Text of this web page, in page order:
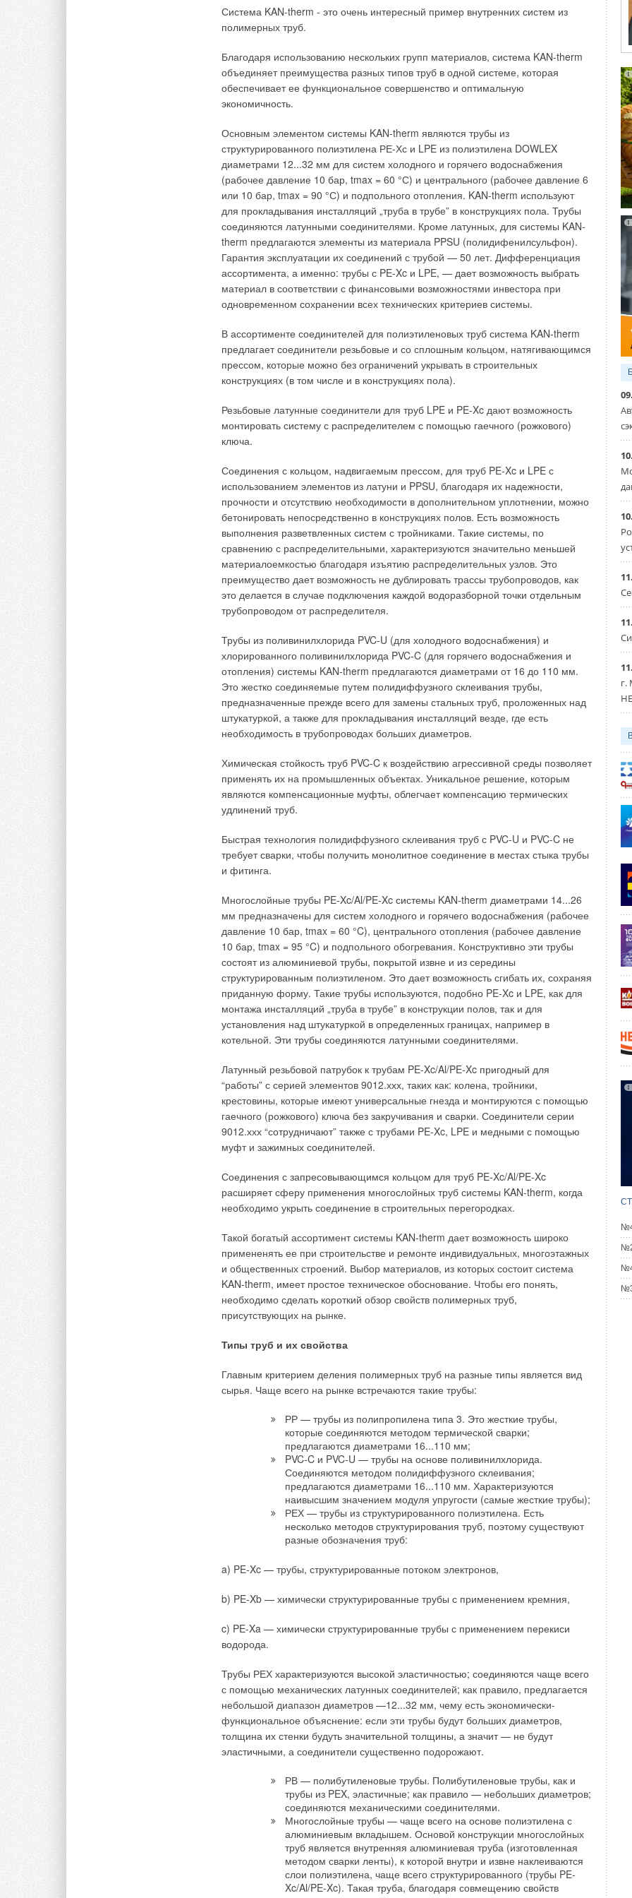
Система KAN-therm - это очень интересный пример внутренних систем из
полимерных труб.
Благодаря использованию нескольких групп материалов, система KAN-therm
объединяет преимущества разных типов труб в одной системе, которая
обеспечивает ее функциональное совершенство и оптимальную
экономичность.
Основным элементом системы KAN-therm являются трубы из
структурированного полиэтилена РЕ-Хс и LPE из полиэтилена DOWLEX
диаметрами 12...32 мм для систем холодного и горячего водоснабжения
(рабочее давление 10 бар, tmax = 60 °С) и центрального (рабочее давление 6
или 10 бар, tmax = 90 °С) и подпольного отопления. KAN-therm используют
для прокладывания инсталляций „труба в трубе” в конструкциях пола. Трубы
соединяются латунными соединителями. Кроме латунных, для системы KAN-
therm предлагаются элементы из материала PPSU (полидифенилсульфон).
Гарантия эксплуатации их соединений с трубой — 50 лет. Дифференциация
ассортимента, а именно: трубы с PE-Xc и LPE, — дает возможность выбрать
материал в соответствии с финансовыми возможностями инвестора при
одновременном сохранении всех технических критериев системы.
В ассортименте соединителей для полиэтиленовых труб система KAN-therm
предлагает соединители резьбовые и со сплошным кольцом, натягивающимся
прессом, которые можно без ограничений укрывать в строительных
конструкциях (в том числе и в конструкциях пола).
Резьбовые латунные соединители для труб LPE и PE-Xc дают возможность
монтировать систему с распределителем с помощью гаечного (рожкового)
ключа.
Соединения с кольцом, надвигаемым прессом, для труб PE-Xc и LPE с
использованием элементов из латуни и PPSU, благодаря их надежности,
прочности и отсутствию необходимости в дополнительном уплотнении, можно
бетонировать непосредственно в конструкциях полов. Есть возможность
выполнения разветвленных систем с тройниками. Такие системы, по
сравнению с распределительными, характеризуются значительно меньшей
материалоемкостью благодаря изъятию распределительных узлов. Это
преимущество дает возможность не дублировать трассы трубопроводов, как
это делается в случае подключения каждой водоразборной точки отдельным
трубопроводом от распределителя.
Трубы из поливинилхлорида PVC-U (для холодного водоснабжения) и
хлорированного поливинилхлорида PVC-C (для горячего водоснабжения и
отопления) системы KAN-therm предлагаются диаметрами от 16 до 110 мм.
Это жестко соединяемые путем полидиффузного склеивания трубы,
предназначенные прежде всего для замены стальных труб, проложенных над
штукатуркой, а также для прокладывания инсталляций везде, где есть
необходимость в трубопроводах больших диаметров.
Химическая стойкость труб PVC-C к воздействию агрессивной среды позволяет
применять их на промышленных объектах. Уникальное решение, которым
являются компенсационные муфты, облегчает компенсацию термических
удлинений труб.
Быстрая технология полидиффузного склеивания труб с PVC-U и PVC-C не
требует сварки, чтобы получить монолитное соединение в местах стыка трубы
и фитинга.
Многослойные трубы PE-Xc/Al/PE-Xc системы KAN-therm диаметрами 14...26
мм предназначены для систем холодного и горячего водоснабжения (рабочее
давление 10 бар, tmax = 60 °C), центрального отопления (рабочее давление
10 бар, tmax = 95 °C) и подпольного обогревания. Конструктивно эти трубы
состоят из алюминиевой трубы, покрытой извне и из середины
структурированным полиэтиленом. Это дает возможность сгибать их, сохраняя
приданную форму. Такие трубы используются, подобно PE-Xc и LPE, как для
монтажа инсталляций „труба в трубе” в конструкции полов, так и для
установления над штукатуркой в определенных границах, например в
котельной. Эти трубы соединяются латунными соединителями.
Латунный резьбовой патрубок к трубам PE-Xc/Al/PE-Xc пригодный для
“работы” с серией элементов 9012.ххх, таких как: колена, тройники,
крестовины, которые имеют универсальные гнезда и монтируются с помощью
гаечного (рожкового) ключа без закручивания и сварки. Соединители серии
9012.ххх “сотрудничают” также с трубами PE-Xc, LPE и медными с помощью
муфт и зажимных соединителей.
Соединения с запресовывающимся кольцом для труб PE-Xc/Al/PE-Xc
расширяет сферу применения многослойных труб системы KAN-therm, когда
необходимо укрыть соединение в строительных перегородках.
Такой богатый ассортимент системы KAN-therm дает возможность широко
примененять ее при строительстве и ремонте индивидуальных, многоэтажных
и общественных строений. Выбор материалов, из которых состоит система
KAN-therm, имеет простое техническое обоснование. Чтобы его понять,
необходимо сделать короткий обзор свойств полимерных труб,
присутствующих на рынке.
Типы труб и их свойства
Главным критерием деления полимерных труб на разные типы является вид
сырья. Чаще всего на рынке встречаются такие трубы:
РР — трубы из полипропилена типа 3. Это жесткие трубы,
которые соединяются методом термической сварки;
предлагаются диаметрами 16...110 мм;
PVC-C и PVC-U — трубы на основе поливинилхлорида.
Соединяются методом полидиффузного склеивания;
предлагаются диаметрами 16...110 мм. Характеризуются
наивысшим значением модуля упругости (самые жесткие трубы);
РЕХ — трубы из структурированного полиэтилена. Есть
несколько методов структурирования труб, поэтому существуют
разные обозначения труб:
a) PE-Xc — трубы, структурированные потоком электронов,
b) PE-Xb — химически структурированные трубы с применением кремния,
c) PE-Xa — химически структурированные трубы с применением перекиси
водорода.
Трубы РЕХ характеризуются высокой эластичностью; соединяются чаще всего
с помощью механических латунных соединителей; как правило, предлагается
небольшой диапазон диаметров —12...32 мм, чему есть экономически-
функциональное объяснение: если эти трубы будут больших диаметров,
толщина их стенки будуть значительной толщины, а значит — не будут
эластичными, а соединители существенно подорожают.
РВ — полибутиленовые трубы. Полибутиленовые трубы, как и
трубы из PEX, эластичные; как правило — небольших диаметров;
соединяются механическими соединителями.
Многослойные трубы — чаще всего на основе полиэтилена с
алюминиевым вкладышем. Основой конструкции многослойных
труб является внутренняя алюминиевая труба (изготовленная
методом сварки ленты), к которой внутри и извне наклеиваются
слои полиэтилена, чаще всего структурированного (трубы PE-
Xc/Al/PE-Xc). Такая труба, благодаря совмещению свойств
г.
быть коррозийно-устойчивыми и выдерживать достаточно высокую
температуру.
Форма приборов должна исключать образование отдельных пазух и полостей,
способствующих скоплению загрязнений, а сами размеры сантехнических
приборов для общего пользования должны быть оптимизированы для
экономии полезного пространства.
Современную сантехнику изготавливают из долговечных материалов:
эмалированных чугуна и стали, акрила, керамики, пластмассы,
полимербетона, латуни и т. д. Приборы обычно состоят из водозаборной
арматуры, присоединяемой к системе холодного и горячего водоснабжения,
раковины, водосливной арматуры (выпуск с сифоном и переливом),
присоединяемой к канализационной сети, и элементов крепления. В
водосливной арматуре должен быть предусмотрен гидравлический затвор,
предотвращающий проникновение канализационных газов в помещение, где
установлены эти сантехнические приборы.
В 1913 г. в России из 1082 городов с населением порядка 20 млн человек
имели водопровод лишь 15, при этом число домов, присоединенных к
количественном отношении мы продвинулись вперед. Но не в качественном.
Сегодня сантехника импортируется из целого ряда зарубежных стран. Среди
них - Италия, Испания, Финляндия, Франция, Германия, Швеция, Турция и
Сегодня на мировом рынке сантехники представлена продукция следующих
фирм-производителей:
Умывальники, унитазы, биде (American Standard, Kohler,
Keramag, Sanitec,
, Duravit, Villeroy&Boch, Ideal Standard,
High Tech, Bad Connection, Nebobad, Jorgen, Sprin, High Tech,
Kuhfuss, Jorgen, Sprinz, Franke, Alape, Glamu)
Ванны и душевые поддоны (Sanitec, Duscholux, Ucosan, Keramag,
Roca, Hoesch, Pamos, Lauchhammer, Duker, Koralle, Kohler, Bette,
Bamberger, Kaldewei Duscholux, Ucosan)
Душевые кабины (Bordji, Sanitec, American Standard,Kermi
Кoralle, Hoesch, Sprinz, Glamu, Huppe, Pamos, Keramag)
Смесители (Sanitec,Grohe , Jorger, Kludi, SAM, Kohler, Hansa,
Jado, Ideal Standart, Dornbracht,Hansgrohe, Franke, Vola,Geberit
Hansa, Kuhfuss)
Standard, Roca, Kama, Burg, Sanipa, Duravit, Alape)
Системы инсталляции (Grohe, Geberit)
Принадлежности ( Viega, Mepa, Dallmer, Geberit, Shell)
Российских производителей спасает лишь то, что большая часть строящегося
жилищного фонда укомплектовывается пока отечественной сантехникой. Это
дает гарантированную долю на рынке, но уже явно не относится к элитным
Мировой рынок сантехники делится между пятью основными компаниями. Это
American Standard (США), группа Roca (Испания), Sanitec (Финляндия),
Villeroy&Boch (Германия) и Kohler (США). На рынке их продукция
Ideal Standard (представительства в различных странах Европы),
Porcher (Франция),
Группе Roca принадлежат бренды:
Roca (производится в Испании, Италии, Польше, Турции, Китае и
др.),
Madlena Nova (Португалия),
Laufen (Швейцария),
Oespag (Австрия),
Jihoceska (Чехия),
Sanitana (Польша),
Fayans Kaspichan (Болгария),
В компанию Sanitec входят следующие производители:
Allia (Франция),
Ido (Швеция, продукция: санфаянс, ванны),
Ifo (Швеция),
Johnson Swiss (Малайзия),
Keramag (Германия),
Porsgrund (Норвегия),
Sanitori Pozzi (Италия),
Компания Villeroy&Boch принадлежат следующие бренды:
Villeroy&Boch (Германия, Франция),
Alfoldi (Венгрия),
Mondiali (Румыния).
Kohler-Sanimex
Jacob Delafon (Франция)- хорошо представлен в России.
Основные производители российской сантехники:
ОАО "Стройполимеркерамика" (Калужская обл.),
ЗАО "Кировский стройфарфор" (Калужская обл.),
ЗАО "Сантек" (Республика Чувашия),
ООО "Самарский Стройфарфор" (Самарская обл.),
ЗАО "Завод Стройфарфор" (г. Санкт-Петербург).
В ближайшие годы прогнозируется рост объемов производства и расширение
ассортимента производимого в России сантехнического оборудования, чему
будет способствовать увеличение спроса со стороны населения и сокращение
технического оборудования с автоматизированными системами управления.
внедрением многопроцессорной техники.
ранг произведения искусства. Но это отдельная тема для разговора, которая в
нашем журнале может быть поднята только с точки зрения соотношения
дизайнерских и технических решений.
Рынок сантехники, как в общем-то и весь инженерный сектор затронут
изменения, которые, главным образом, связанны с дальнейшей
пределов дальнейшего совершенствования дизайна для достижения
максимального комфорта и художественности исполнения по всей видимости
никогда не будет.
GROHE исследует особенности поведения людей в душе
ЖУРНАЛ СОК АВГУСТ 2020
Пять лайфхаков для экономии горячей воды
ЖУРНАЛ СОК МАЙ 2020